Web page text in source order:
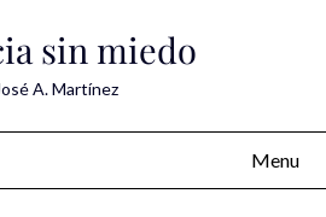
sin miedo
A. Martínez
Menu